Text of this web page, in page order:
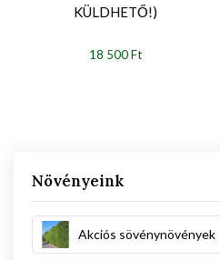
Növényeink
Akciós sövénynövények
KÜLDHETŐ!)
18 500 Ft